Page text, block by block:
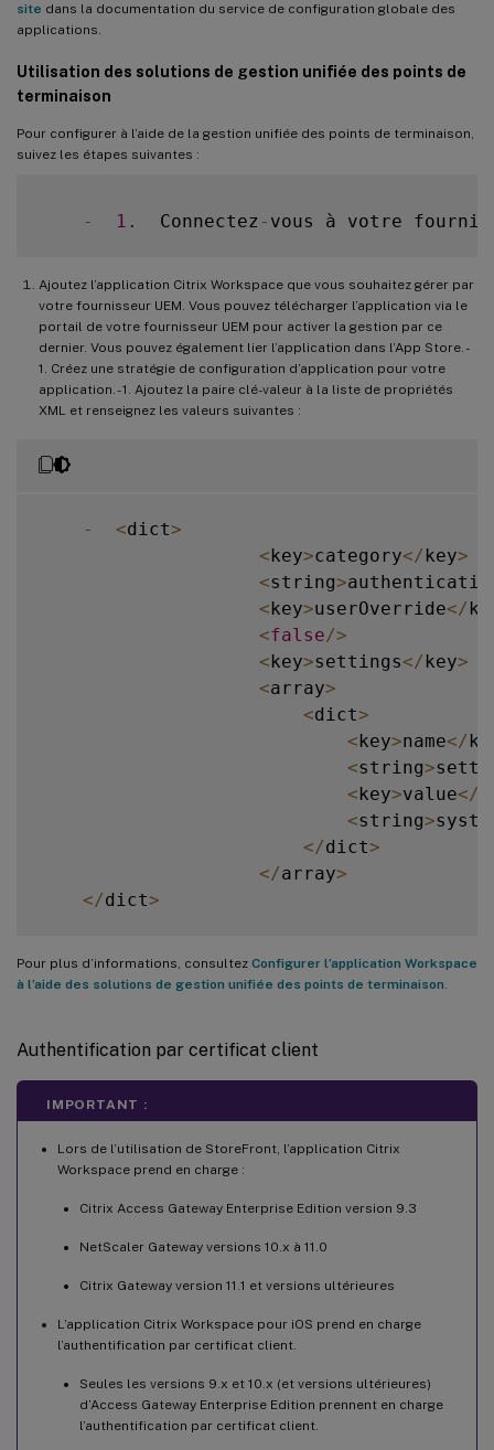
site dans la documentation du service de configuration globale des
applications.
Utilisation des solutions de gestion unifiée des points de
terminaison
Pour configurer à l’aide de la gestion unifiée des points de terminaison,
suivez les étapes suivantes :
- 1.
  Connectez
- vous à votre
Ajoutez l’application Citrix Workspace que vous souhaitez gérer par
votre fournisseur UEM. Vous pouvez télécharger l’application via le
portail de votre fournisseur UEM pour activer la gestion par ce
dernier. Vous pouvez également lier l’application dans l’App Store. -
1. Créez une stratégie de configuration d’application pour votre
application. - 1. Ajoutez la paire clé-valeur à la liste de propriétés
XML et renseignez les valeurs suivantes :
- <dict>
< key>category</ key>
<string>
< key>userOverride</
<false/>
< key>settings</ key>
<array>
<dict>
< key>name</
<string>
< key>value</
<string>
</dict>
</array>
</dict>
Pour plus d’informations, consultez Configurer l’application Workspace
à l’aide des solutions de gestion unifiée des points de terminaison.
Authentification par certificat client
IMPORTANT :
Lors de l’utilisation de StoreFront, l’application Citrix
Workspace prend en charge :
Citrix Access Gateway Enterprise Edition version 9.3
NetScaler Gateway versions 10.x à 11.0
Citrix Gateway version 11.1 et versions ultérieures
L’application Citrix Workspace pour iOS prend en charge
l’authentification par certificat client.
Seules les versions 9.x et 10.x (et versions ultérieures)
d’Access Gateway Enterprise Edition prennent en charge
l’authentification par certificat client.